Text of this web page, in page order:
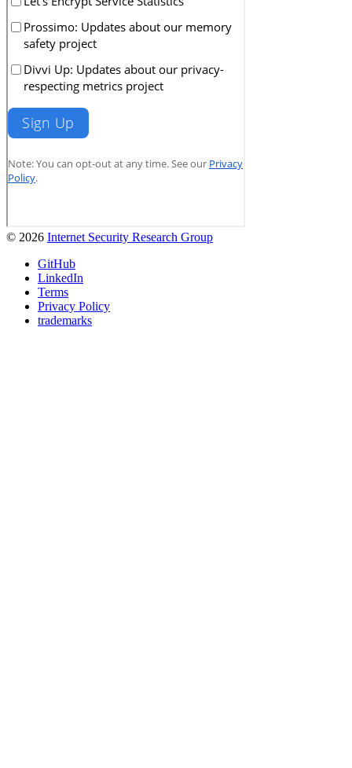
© 2026 Internet Security Research Group
GitHub
LinkedIn
Terms
Privacy Policy
trademarks